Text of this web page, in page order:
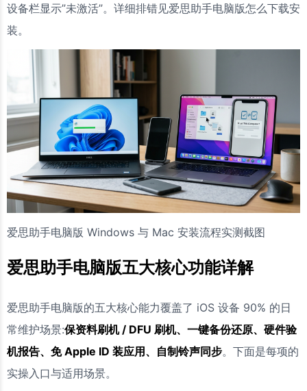
设备栏显示”未激活”。详细排错见爱思助手电脑版怎么下载安
装。
爱思助手电脑版 Windows 与 Mac 安装流程实测截图
爱思助手电脑版五大核心功能详解
爱思助手电脑版的五大核心能力覆盖了 iOS 设备 90% 的日
常维护场景:保资料刷机 / DFU 刷机、一键备份还原、硬件验
机报告、免 Apple ID 装应用、自制铃声同步。下面是每项的
实操入口与适用场景。